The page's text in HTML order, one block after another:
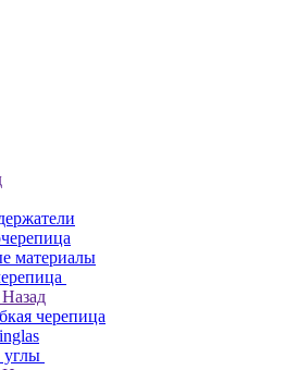
материалы
Назад
черепица